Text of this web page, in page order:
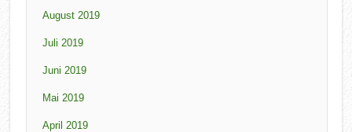
August 2019
Juli 2019
Juni 2019
Mai 2019
April 2019